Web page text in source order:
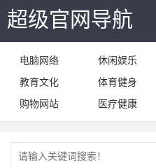
超级官网导航
电脑网络 休闲娱乐
教育文化
体育健身
购物网站
医疗健康